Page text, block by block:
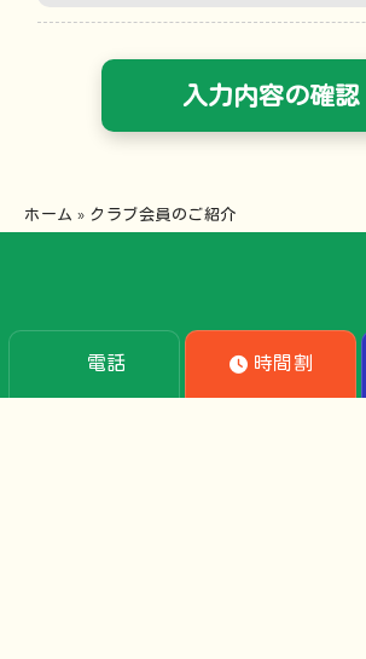
電話 時間割
ホーム » クラブ会員のご紹介